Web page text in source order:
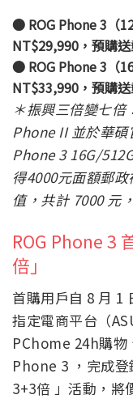
● ROG Phone 3（
NT$29,990， 預購
● ROG Phone 3（
NT$33,990，預購
＊振興三倍變七倍
Phone II 並於華碩
Phone 3 16G/
得4000元面額郵
值，共計 7000 元
ROG Phone 3
倍」
首購用戶自 8 月 1
指定電商平台（
PChome 24h購物
Phone 3 ，完成
3+3倍 」活動，將